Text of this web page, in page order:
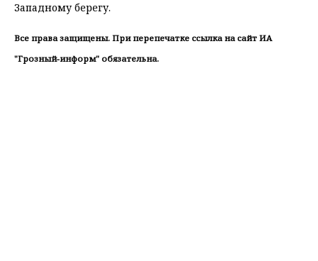
Западному берегу.
Все права защищены. При перепечатке ссылка на сайт ИА
"Грозный-информ" обязательна.